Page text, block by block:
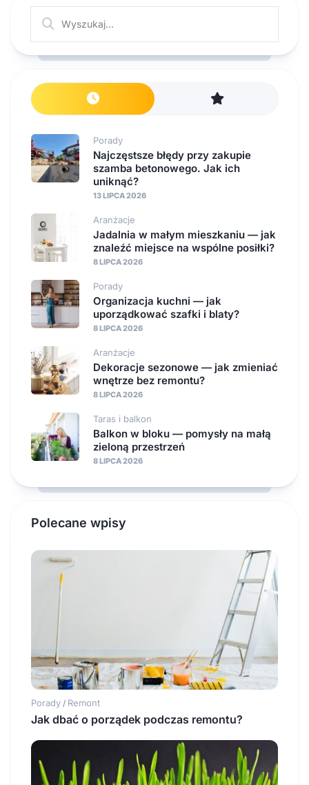
Porady
Najczęstsze błędy przy zakupie
szamba betonowego. Jak ich
uniknąć?
13 LIPCA 2026
Aranżacje
Jadalnia w małym mieszkaniu — jak
znaleźć miejsce na wspólne posiłki?
8 LIPCA 2026
Porady
Organizacja kuchni — jak
uporządkować szafki i blaty?
8 LIPCA 2026
Aranżacje
Dekoracje sezonowe — jak zmieniać
wnętrze bez remontu?
8 LIPCA 2026
Taras i balkon
Balkon w bloku — pomysły na małą
zieloną przestrzeń
8 LIPCA 2026
Polecane wpisy
Porady / Remont
Jak dbać o porządek podczas remontu?